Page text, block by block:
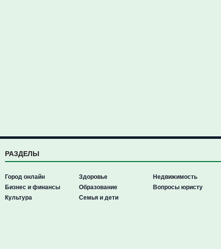
РАЗДЕЛЫ
Город онлайн
Бизнес и финансы
Культура
Здоровье
Образование
Семья и дети
Недвижимость
Вопросы юристу